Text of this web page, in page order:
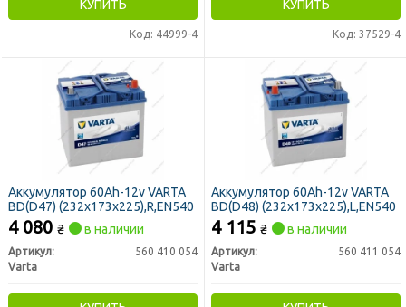
КУПИТЬ
Код: 44999-4
КУПИТЬ
Код: 37529-4
Аккумулятор 60Ah-12v VARTA
BD(D47) (232х173х225),R,EN540
4 080 ₴ в наличии
Артикул:
560 410 054
Varta
Аккумулятор 60Ah-12v VARTA
BD(D48) (232х173х225),L,EN540
4 115 ₴ в наличии
Артикул:
560 411 054
Varta